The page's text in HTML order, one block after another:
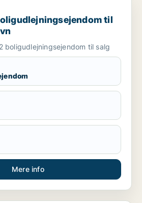
til salg i København
til
boligudlejningsejendom til salg
Mere info